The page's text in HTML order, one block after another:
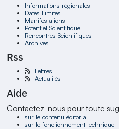
Informations régionales
Dates Limites
Manifestations
Potentiel Scientifique
Rencontres Scientifiques
Archives
Rss
Lettres
Actualités
Aide
Contactez-nous pour toute
sur le contenu éditorial
sur le fonctionnement technique